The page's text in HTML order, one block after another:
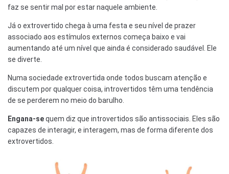
faz se sentir mal por estar naquele ambiente.
Já o extrovertido chega à uma festa e seu nível de prazer
associado aos estímulos externos começa baixo e vai
aumentando até um nível que ainda é considerado saudável. Ele
se diverte.
Numa sociedade extrovertida onde todos buscam atenção e
discutem por qualquer coisa, introvertidos têm uma tendência
de se perderem no meio do barulho.
Engana-sequem diz que introvertidos são antissociais. Eles são
capazes de interagir, e interagem, mas de forma diferente dos
extrovertidos.